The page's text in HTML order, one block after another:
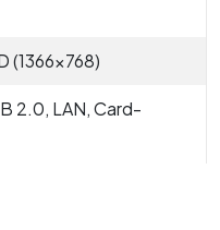
(1366×768)
2.0, LAN, Card-